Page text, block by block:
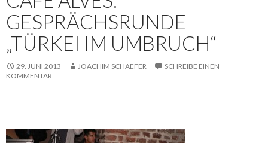
GESPRÄCHSRUNDE
„TÜRKEI IM UMBRUCH“
29. JUNI 2013 JOACHIM SCHAEFER
SCHREIBE EINEN
KOMMENTAR